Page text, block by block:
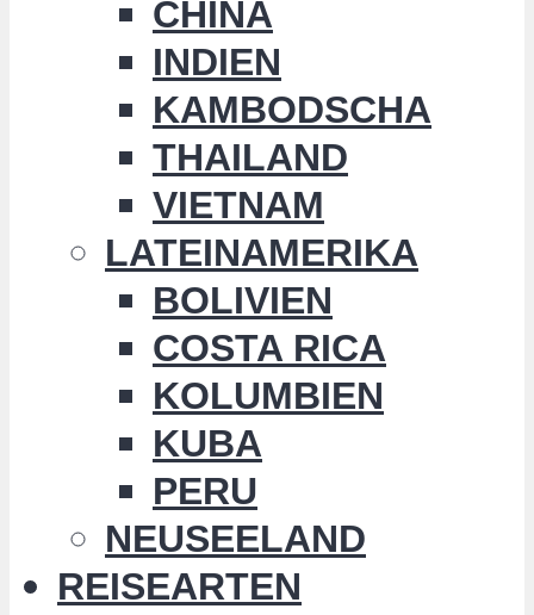
CHINA
INDIEN
KAMBODSCHA
THAILAND
VIETNAM
LATEINAMERIKA
BOLIVIEN
COSTA RICA
KOLUMBIEN
KUBA
PERU
NEUSEELAND
REISEARTEN